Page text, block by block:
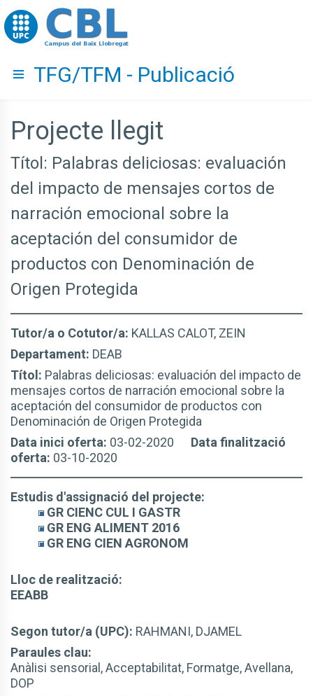
Go to upc.edu
Hide menu
TFG/TFM - Publicació
Projecte llegit
Títol: Palabras deliciosas: evaluación
del impacto de mensajes cortos de
narración emocional sobre la
aceptación del consumidor de
productos con Denominación de
Origen Protegida
Tutor/a o Cotutor/a: KALLAS CALOT, ZEIN
Departament: DEAB
Títol: Palabras deliciosas: evaluación del impacto de
mensajes cortos de narración emocional sobre la
aceptación del consumidor de productos con
Denominación de Origen Protegida
Data inici oferta: 03-02-2020 Data finalització
oferta: 03-10-2020
Estudis d'assignació del projecte:
GR CIENC CUL I GASTR
GR ENG ALIMENT 2016
GR ENG CIEN AGRONOM
Lloc de realització:
EEABB
Segon tutor/a (UPC): RAHMANI, DJAMEL
Paraules clau:
Anàlisi sensorial, Acceptabilitat, Formatge, Avellana,
DOP